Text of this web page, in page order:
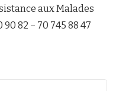
aux Malades
90 82 – 70 745 88 47